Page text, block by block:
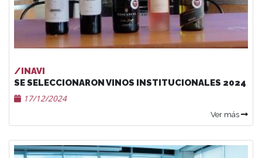
/INAVI
SE SELECCIONARON VINOS INSTITUCIONALES 2024
17/12/2024
Ver más